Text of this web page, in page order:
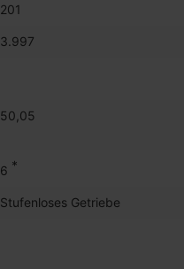
201
3.997
50,05
6 *
Stufenloses Getriebe